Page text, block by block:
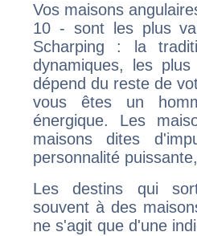
Vos maisons
10 - sont les plus
Scharping : la
dynamiques, les
dépend du reste de
vous êtes un
énergique. Les
maisons dites
personnalité
Les destins qui
souvent à des
ne s'agit que d'une